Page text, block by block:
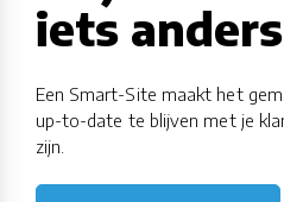
iets anders
Een Smart-Site maakt het
up-to-date te blijven met je
zijn.